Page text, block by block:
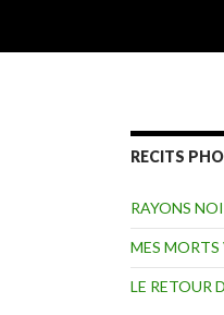
RECITS
RAYONS
MES
LE RETOUR